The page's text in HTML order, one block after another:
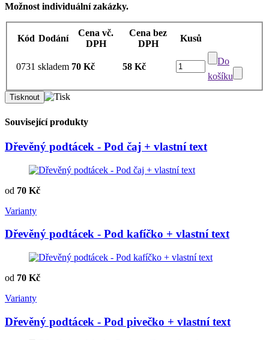
Možnost individuální zakázky.
Kód Dodání
Cena vč.
DPH
Cena bez
DPH
Kusů
0731 skladem 70 Kč 58 Kč
Do
košíku
Související produkty
Dřevěný podtácek - Pod čaj + vlastní text
od 70 Kč
Varianty
Dřevěný podtácek - Pod kafíčko + vlastní text
od 70 Kč
Varianty
Dřevěný podtácek - Pod pivečko + vlastní text